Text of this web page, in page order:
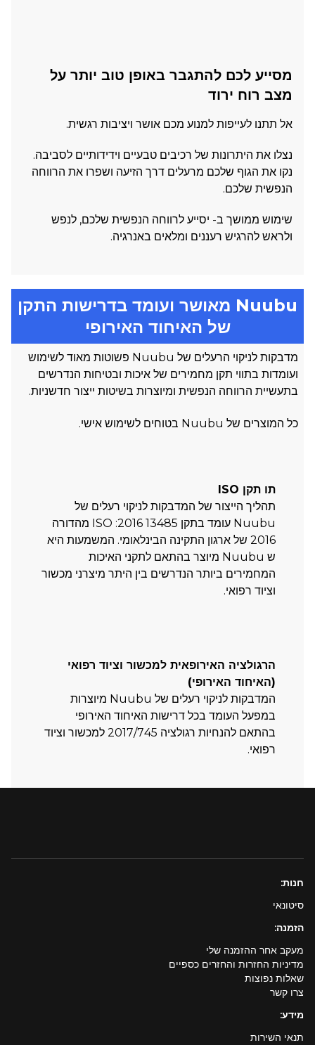
מסייע לכם להתגבר באופן טוב יותר על
מצב רוח ירוד
אל תתנו לעייפות למנוע מכם אושר ויציבות רגשית.
נצלו את היתרונות של רכיבים טבעיים וידידותיים לסביבה.
נקו את הגוף שלכם מרעלים דרך הזיעה ושפרו את הרווחה
הנפשית שלכם.
שימוש ממושך ב- יסייע לרווחה הנפשית שלכם, לנפש
ולראש להרגיש רעננים ומלאים באנרגיה.
Nuubu מאושר ועומד בדרישות התקן
של האיחוד האירופי
מדבקות לניקוי הרעלים של Nuubu פשוטות מאוד לשימוש
ועומדות בתווי תקן מחמירים של איכות ובטיחות הנדרשים
בתעשיית הרווחה הנפשית ומיוצרות בשיטות ייצור חדשניות.
כל המוצרים של Nuubu בטוחים לשימוש אישי.
תו תקן ISO
תהליך הייצור של המדבקות לניקוי רעלים של
Nuubu עומד בתקן ISO :2016 13485 מהדורה
2016 של ארגון התקינה הבינלאומי. המשמעות היא
ש Nuubu מיוצר בהתאם לתקני האיכות
המחמירים ביותר הנדרשים בין היתר מיצרני מכשור
וציוד רפואי.
הרגולציה האירופאית למכשור וציוד רפואי
(האיחוד האירופי)
המדבקות לניקוי רעלים של Nuubu מיוצרות
במפעל העומד בכל דרישות האיחוד האירופי
בהתאם להנחיות רגולציה 2017/745 למכשור וציוד
רפואי.
חנות:
סיטונאי
הזמנה:
מעקב אחר ההזמנה שלי
מדיניות החזרות והחזרים כספיים
שאלות נפוצות
צרו קשר
מידע:
תנאי השירות